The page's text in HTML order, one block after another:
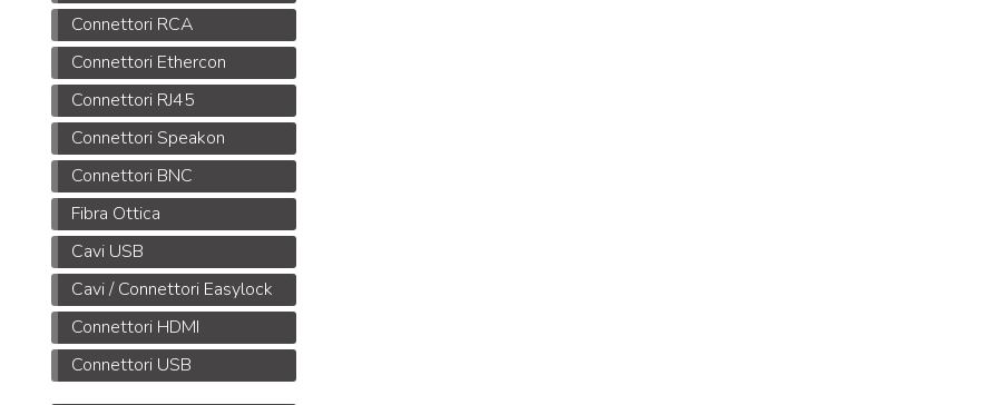
Connettori RCA
Connettori Ethercon
Connettori RJ45
Connettori Speakon
Connettori BNC
Fibra Ottica
Cavi USB
Cavi / Connettori Easylock
Connettori HDMI
Connettori USB